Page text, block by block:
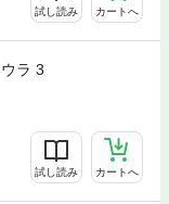
試し読み カートへ
ラ 3
試し読み カートへ